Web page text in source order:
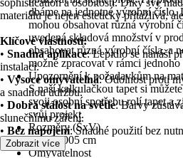
dbáme na jednotné výrobní číslo.
mohou obsahovat různá výrobní
uvedená skladová množství v
obsahovat různá výrobní čísla, a
možné zpracovat v rámci
Upozornění k požadavkům na
S naší kalkulačkou tapet si
svoji osobní spotřebu rolí tapet a
svůj projekt.
Rozměry (ŠxV)
106 x 1005 cm
Omyvatelnost
sophistication a osobitosti. Díky své
materiálu je nejen esteticky přitažlivá,
Klíčové vlastnosti:
• Snadná aplikace: Lepidlo se nanáší
instalaci.
• Vysoce omyvatelná: Odolnost proti
a snadnou údržbu.
• Dobrá stálost na světle: Barvy
slunečnímu záření.
• Bez napojení: Snadné použití bez
vzorů.
Zobrazit více